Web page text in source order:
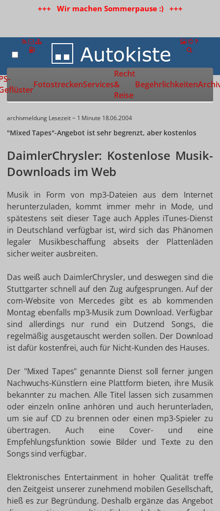
+++ Wir machen Sommerpause :) +++
Zur Startseite
FotostreckenServices
Recht
&
Reise
Begehrlichkeiten
archivmeldung Lesezeit ~ 1 Minute 18.06.2004
"Mixed Tapes"-Angebot ist sehr begrenzt, aber kostenlos
DaimlerChrysler: Kostenlose Musik-
Downloads im Web
Musik in Form von mp3-Dateien aus dem Internet
herunterzuladen, kommt immer mehr in Mode, und
spätestens seit dieser Tage auch Apples iTunes-Dienst
in Deutschland verfügbar ist, wird sich das Phänomen
legaler Musikbeschaffung abseits der Plattenläden
sicher weiter ausbreiten.
Das weiß auch DaimlerChrysler, und deswegen sind die
Stuttgarter schnell auf den Zug aufgesprungen. Auf der
com-Website von Mercedes gibt es ab kommenden
Montag ebenfalls mp3-Musik zum Download. Verfügbar
sind allerdings nur rund ein Dutzend Songs, die
regelmäßig ausgetauscht werden sollen. Der Download
ist dafür kostenfrei, auch für Nicht-Kunden des Hauses.
Der "Mixed Tapes" genannte Dienst soll ferner jungen
Nachwuchs-Künstlern eine Plattform bieten, ihre Musik
bekannter zu machen. Alle Titel lassen sich zusammen
oder einzeln online anhören und auch herunterladen,
um sie auf CD zu brennen oder einen mp3-Spieler zu
übertragen. Auch eine Cover- und eine
Empfehlungsfunktion sowie Bilder und Texte zu den
Songs sind verfügbar.
Elektronisches Entertainment in hoher Qualität treffe
den Zeitgeist unserer zunehmend mobilen Gesellschaft,
hieß es zur Begründung. Deshalb ergänze das Angebot